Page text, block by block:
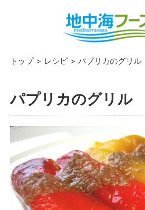
トップ> レシピ > パプリカのグリル
パプリカのグリル